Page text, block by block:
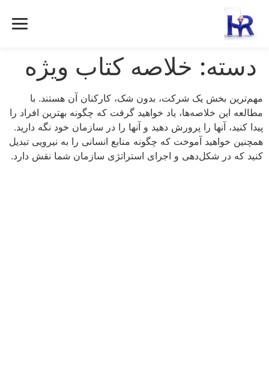
محتوا
دسته: خلاصه کتاب ویژه
مهم‌ترین بخش یک شرکت، بدون شک، کارکنان آن هستند. با
مطالعه این خلاصه‌ها، یاد خواهید گرفت که چگونه بهترین افراد را
پیدا کنید، آنها را پرورش دهید و آنها را در سازمان خود نگه دارید.
همچنین خواهید آموخت که چگونه منابع انسانی را به نیرویی تبدیل
کنید که در شکل‌دهی و اجرای استراتژی سازمان شما نقش دارد.